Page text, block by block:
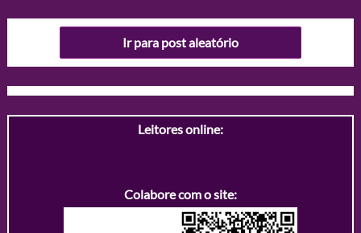
Ir para post aleatório
Leitores online:
Colabore com o site: